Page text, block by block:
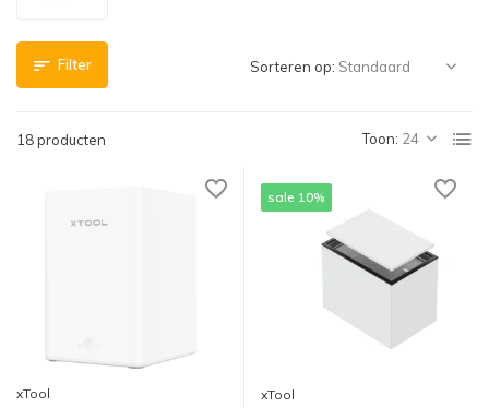
Filter
18 producten Toon:
Sorteren op:
xTool
sale 10%
xTool